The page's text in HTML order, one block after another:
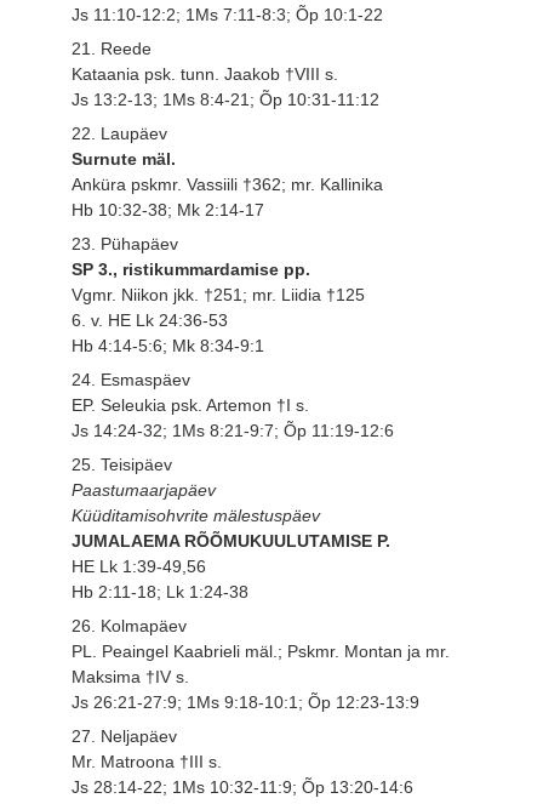
Js 11:10-12:2; 1Ms 7:11-8:3; Õp 10:1-22
21. Reede
Kataania psk. tunn. Jaakob †VIII s.
Js 13:2-13; 1Ms 8:4-21; Õp 10:31-11:12
22. Laupäev
Surnute mäl.
Anküra pskmr. Vassiili †362; mr. Kallinika
Hb 10:32-38; Mk 2:14-17
23. Pühapäev
SP 3., ristikummardamise pp.
Vgmr. Niikon jkk. †251; mr. Liidia †125
6. v. HE Lk 24:36-53
Hb 4:14-5:6; Mk 8:34-9:1
24. Esmaspäev
EP. Seleukia psk. Artemon †I s.
Js 14:24-32; 1Ms 8:21-9:7; Õp 11:19-12:6
25. Teisipäev
Paastumaarjapäev
Küüditamisohvrite mälestuspäev
JUMALAEMA RÕÕMUKUULUTAMISE P.
HE Lk 1:39-49,56
Hb 2:11-18; Lk 1:24-38
26. Kolmapäev
PL. Peaingel Kaabrieli mäl.; Pskmr. Montan ja mr.
Maksima †IV s.
Js 26:21-27:9; 1Ms 9:18-10:1; Õp 12:23-13:9
27. Neljapäev
Mr. Matroona †III s.
Js 28:14-22; 1Ms 10:32-11:9; Õp 13:20-14:6